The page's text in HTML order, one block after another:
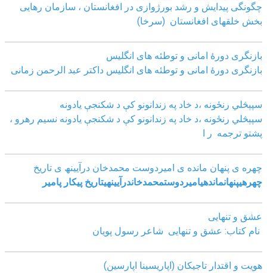
چگونگی پیدایش و رشد بورژوازی در افغانستان ، سازمان رهایی
بخش خلقهای افغانستان (سرخا)
بازنگرى دورۀ امانى و توطئه هاى انگليس
بازنگرى دورۀ امانى و توطئه هاى انگليس داکتر عبد الرحمن زمانى
سپېڅلي رنځونه ،د خاد په زندانونو کې د شکنجې یادونه
سپېڅلي رنځونه ،د خاد په زندانونو کې د شکنجې یادونه نسیم رهرو ،
پشتو ترجمه ر ا
چھره ی پنھان مانده ی امیردوست محمدخان درآیینھ ی تاریخ
چھرهیپنھانماندهیامیردوستمحمدخاندرآیینھیتاریخ پیکار پامیر
عشق و تنهایی
نام کتاب: عشق و تنهایی شاعر رسول پویان
هویت و اقتدار تاجیکان (اپاریسینا اپارسین)